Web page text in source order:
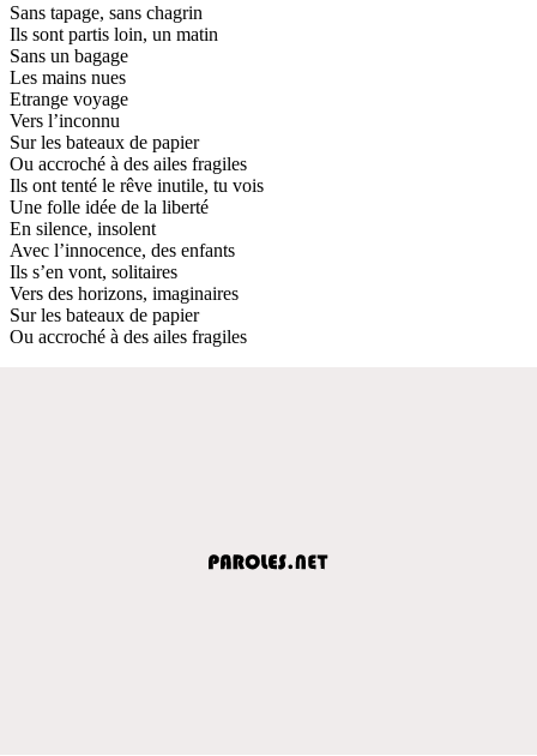
Sans tapage, sans chagrin
Ils sont partis loin, un matin
Sans un bagage
Les mains nues
Etrange voyage
Vers l’inconnu
Sur les bateaux de papier
Ou accroché à des ailes fragiles
Ils ont tenté le rêve inutile, tu vois
Une folle idée de la liberté
En silence, insolent
Avec l’innocence, des enfants
Ils s’en vont, solitaires
Vers des horizons, imaginaires
Sur les bateaux de papier
Ou accroché à des ailes fragiles